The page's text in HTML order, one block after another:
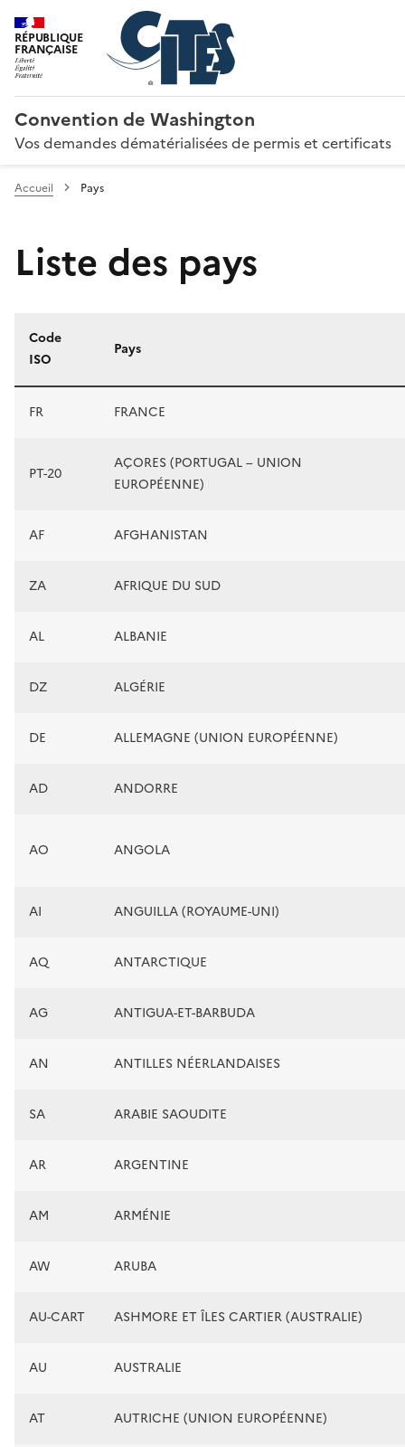
RÉPUBLIQUE
FRANÇAISE
Convention de Washington
Vos demandes dématérialisées de permis et certificats
Accueil Pays
Liste des pays
Liste des pays
Code
ISO
Pays
FR FRANCE
PT-20
AÇORES (PORTUGAL – UNION
EUROPÉENNE)
AF AFGHANISTAN
ZA AFRIQUE DU SUD
AL ALBANIE
DZ ALGÉRIE
DE ALLEMAGNE (UNION EUROPÉENNE)
AD ANDORRE
AO ANGOLA
AI ANGUILLA (ROYAUME-UNI)
AQ ANTARCTIQUE
AG ANTIGUA-ET-BARBUDA
AN ANTILLES NÉERLANDAISES
SA ARABIE SAOUDITE
AR ARGENTINE
AM ARMÉNIE
AW ARUBA
AU-CART ASHMORE ET ÎLES CARTIER (AUSTRALIE)
AU AUSTRALIE
AT AUTRICHE (UNION EUROPÉENNE)